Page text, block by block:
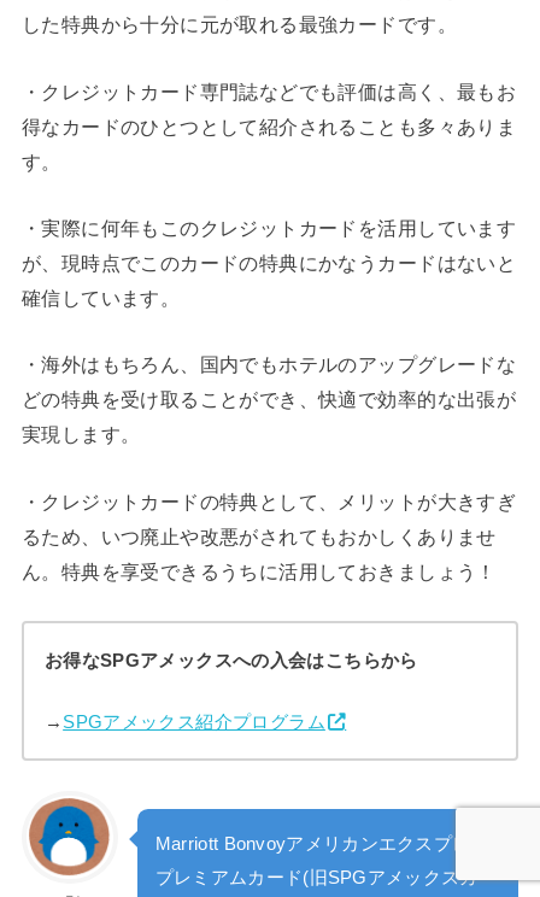
した特典から十分に元が取れる最強カードです。
・クレジットカード専門誌などでも評価は高く、最もお
得なカードのひとつとして紹介されることも多々ありま
す。
・実際に何年もこのクレジットカードを活用しています
が、現時点でこのカードの特典にかなうカードはないと
確信しています。
・海外はもちろん、国内でもホテルのアップグレードな
どの特典を受け取ることができ、快適で効率的な出張が
実現します。
・クレジットカードの特典として、メリットが大きすぎ
るため、いつ廃止や改悪がされてもおかしくありませ
ん。特典を享受できるうちに活用しておきましょう！
お得なSPGアメックスへの入会はこちらから
→ SPGアメックス紹介プログラム
Marriott Bonvoyアメリカンエクスプレス
プレミアムカード(旧SPGアメックスカー